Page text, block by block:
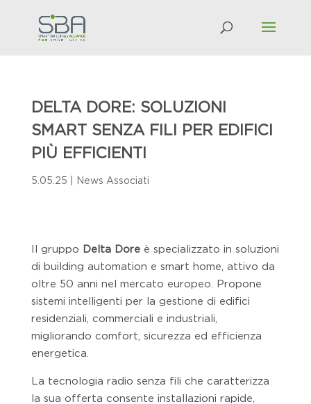
DELTA DORE: SOLUZIONI
SMART SENZA FILI PER EDIFICI
PIÙ EFFICIENTI
5.05.25 News Associati
Il gruppo Delta Doreè specializzato in soluzioni
di building automation e smart home, attivo da
oltre 50 anni nel mercato europeo. Propone
sistemi intelligenti per la gestione di edifici
residenziali, commerciali e industriali,
migliorando comfort, sicurezza ed efficienza
energetica.
La tecnologia radio senza fili che caratterizza
la sua offerta consente installazioni rapide,